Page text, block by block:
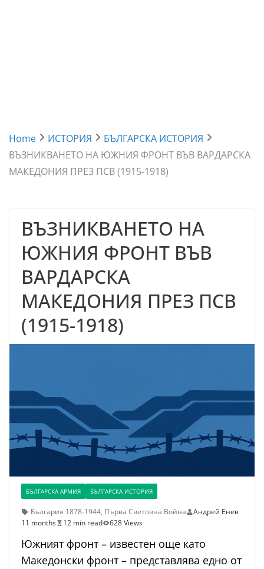
Home ИСТОРИЯ
БЪЛГАРСКА ИСТОРИЯ
ВЪЗНИКВАНЕТО НА ЮЖНИЯ ФРОНТ ВЪВ ВАРДАРСКА
МАКЕДОНИЯ ПРЕЗ ПСВ (1915-1918)
ВЪЗНИКВАНЕТО НА
ЮЖНИЯ ФРОНТ ВЪВ
ВАРДАРСКА
МАКЕДОНИЯ ПРЕЗ ПСВ
(1915-1918)
БЪЛГАРСКА АРМИЯ БЪЛГАРСКА ИСТОРИЯ
България 1878-1944, Първа Световна Война
Андрей Енев
11 months
12 min read 628 Views
Южният фронт – известен още като
Македонски фронт – представлява едно от